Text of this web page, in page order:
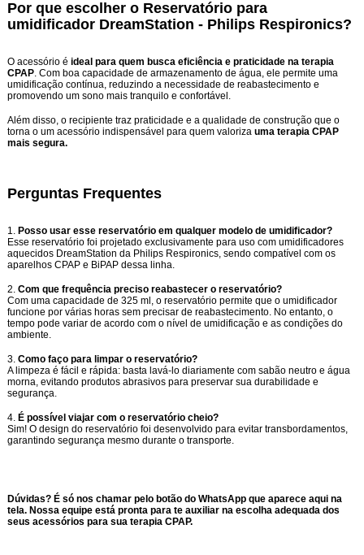
Por que escolher o Reservatório para
umidificador DreamStation - Philips Respironics?
O acessório é ideal para quem busca eficiência e praticidade na terapia
CPAP. Com boa capacidade de armazenamento de água, ele permite uma
umidificação contínua, reduzindo a necessidade de reabastecimento e
promovendo um sono mais tranquilo e confortável.
Além disso, o recipiente traz praticidade e a qualidade de construção que o
torna o um acessório indispensável para quem valoriza uma terapia CPAP
mais segura.
Perguntas Frequentes
1. Posso usar esse reservatório em qualquer modelo de umidificador?
Esse reservatório foi projetado exclusivamente para uso com umidificadores
aquecidos DreamStation da Philips Respironics, sendo compatível com os
aparelhos CPAP e BiPAP dessa linha.
2. Com que frequência preciso reabastecer o reservatório?
Com uma capacidade de 325 ml, o reservatório permite que o umidificador
funcione por várias horas sem precisar de reabastecimento. No entanto, o
tempo pode variar de acordo com o nível de umidificação e as condições do
ambiente.
3. Como faço para limpar o reservatório?
A limpeza é fácil e rápida: basta lavá-lo diariamente com sabão neutro e água
morna, evitando produtos abrasivos para preservar sua durabilidade e
segurança.
4. É possível viajar com o reservatório cheio?
Sim! O design do reservatório foi desenvolvido para evitar transbordamentos,
garantindo segurança mesmo durante o transporte.
Dúvidas? É só nos chamar pelo botão do WhatsApp que aparece aqui na
tela. Nossa equipe está pronta para te auxiliar na escolha adequada dos
seus acessórios para sua terapia CPAP.